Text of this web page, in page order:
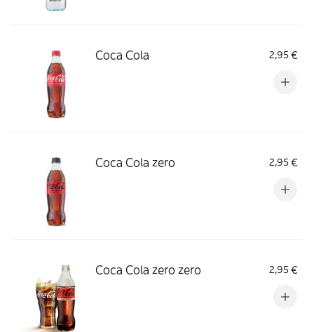
Coca Cola 2,95 €
Coca Cola zero 2,95 €
Coca Cola zero zero 2,95 €